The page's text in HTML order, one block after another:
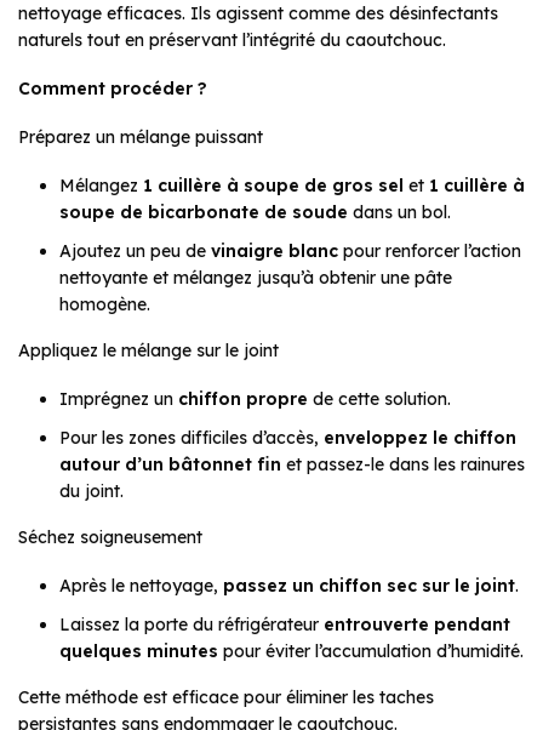
nettoyage efficaces. Ils agissent comme des désinfectants
naturels tout en préservant l’intégrité du caoutchouc.
Comment procéder ?
Préparez un mélange puissant
Mélangez 1 cuillère à soupe de gros sel et 1 cuillère à
soupe de bicarbonate de soude dans un bol.
Ajoutez un peu de vinaigre blanc pour renforcer l’action
nettoyante et mélangez jusqu’à obtenir une pâte
homogène.
Appliquez le mélange sur le joint
Imprégnez un chiffon propre de cette solution.
Pour les zones difficiles d’accès, enveloppez le chiffon
autour d’un bâtonnet fin et passez-le dans les rainures
du joint.
Séchez soigneusement
Après le nettoyage, passez un chiffon sec sur le joint.
Laissez la porte du réfrigérateur entrouverte pendant
quelques minutes pour éviter l’accumulation d’humidité.
Cette méthode est efficace pour éliminer les taches
persistantes sans endommager le caoutchouc.